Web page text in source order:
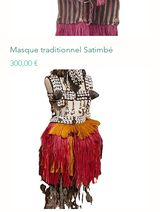
Masque traditionnel Satimbé
Prix
300,00 €